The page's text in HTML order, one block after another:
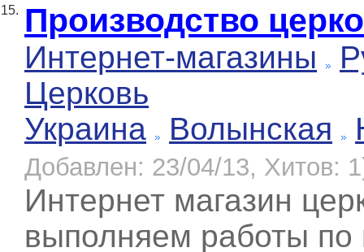
15. Производство
Интернет-магазины
Церковь
Украина
Волынская
Добавлен: 23/04/13, Хитов:
Интернет магазин
выполняем работы по